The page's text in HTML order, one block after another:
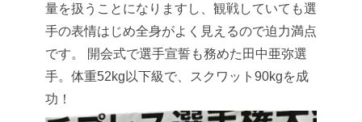
量を扱うことになりますし、観戦していても選
手の表情はじめ全身がよく見えるので迫力満点
です。
開会式で選手宣誓も務めた田中亜弥選
手。体重52kg以下級で、スクワット90kgを成
功！